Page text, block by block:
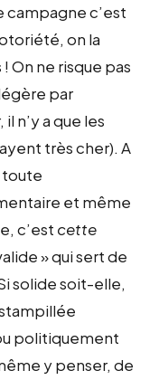
campagne c’est
on la
On ne risque pas
par
n’y a que les
très cher). A
toute
et même
c’est cette
» qui sert de
solide soit-elle,
politiquement
y penser, de